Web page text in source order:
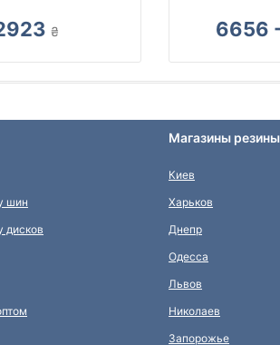
₴ 6656
шин
дисков
Магазины
Киев
Харьков
Днепр
Одесса
Львов
Николаев
Запорожье